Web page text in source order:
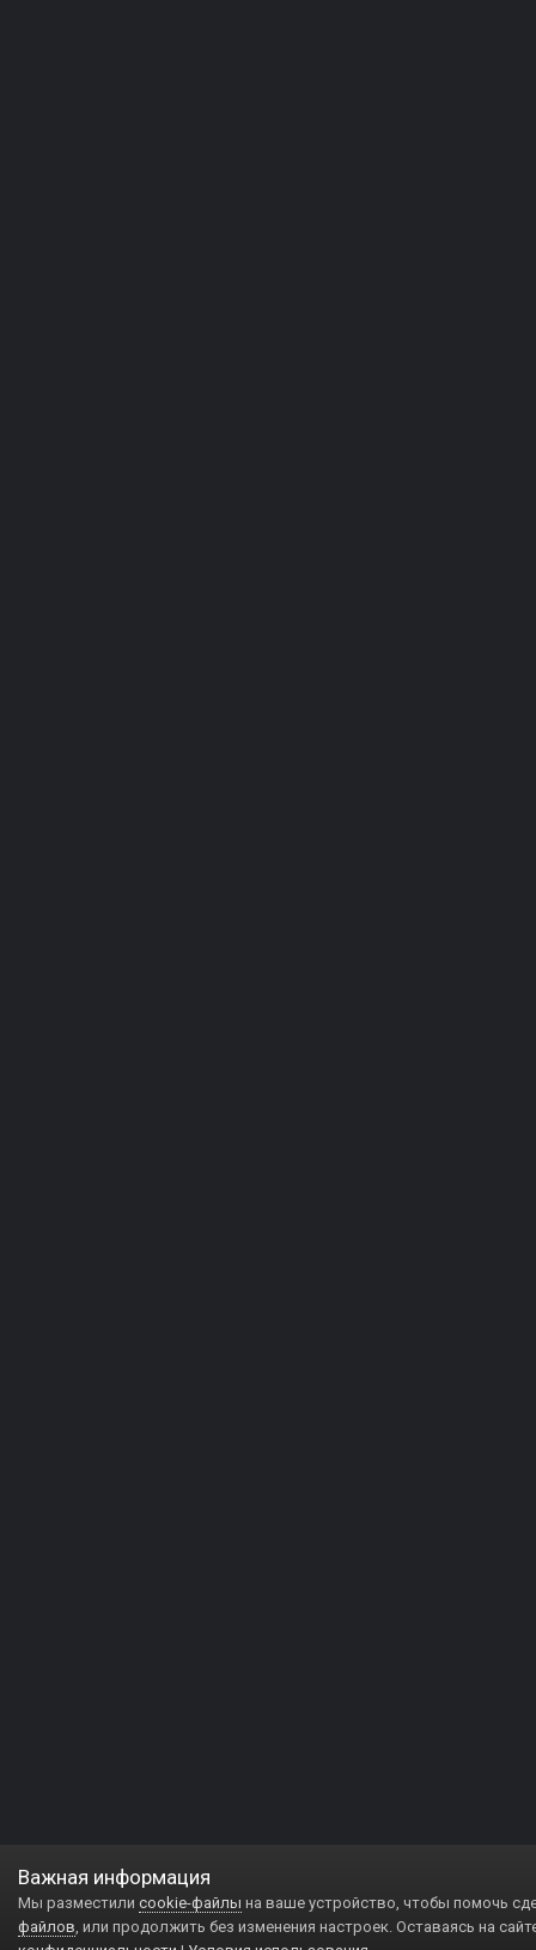
Важная информация
Мы разместили cookie-файлы на ваше устройство, чтобы помочь
файлов, или продолжить без изменения настроек. Оставаясь на